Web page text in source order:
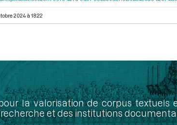
2024 à 18:22
la valorisation de corpus textuels
et des institutions